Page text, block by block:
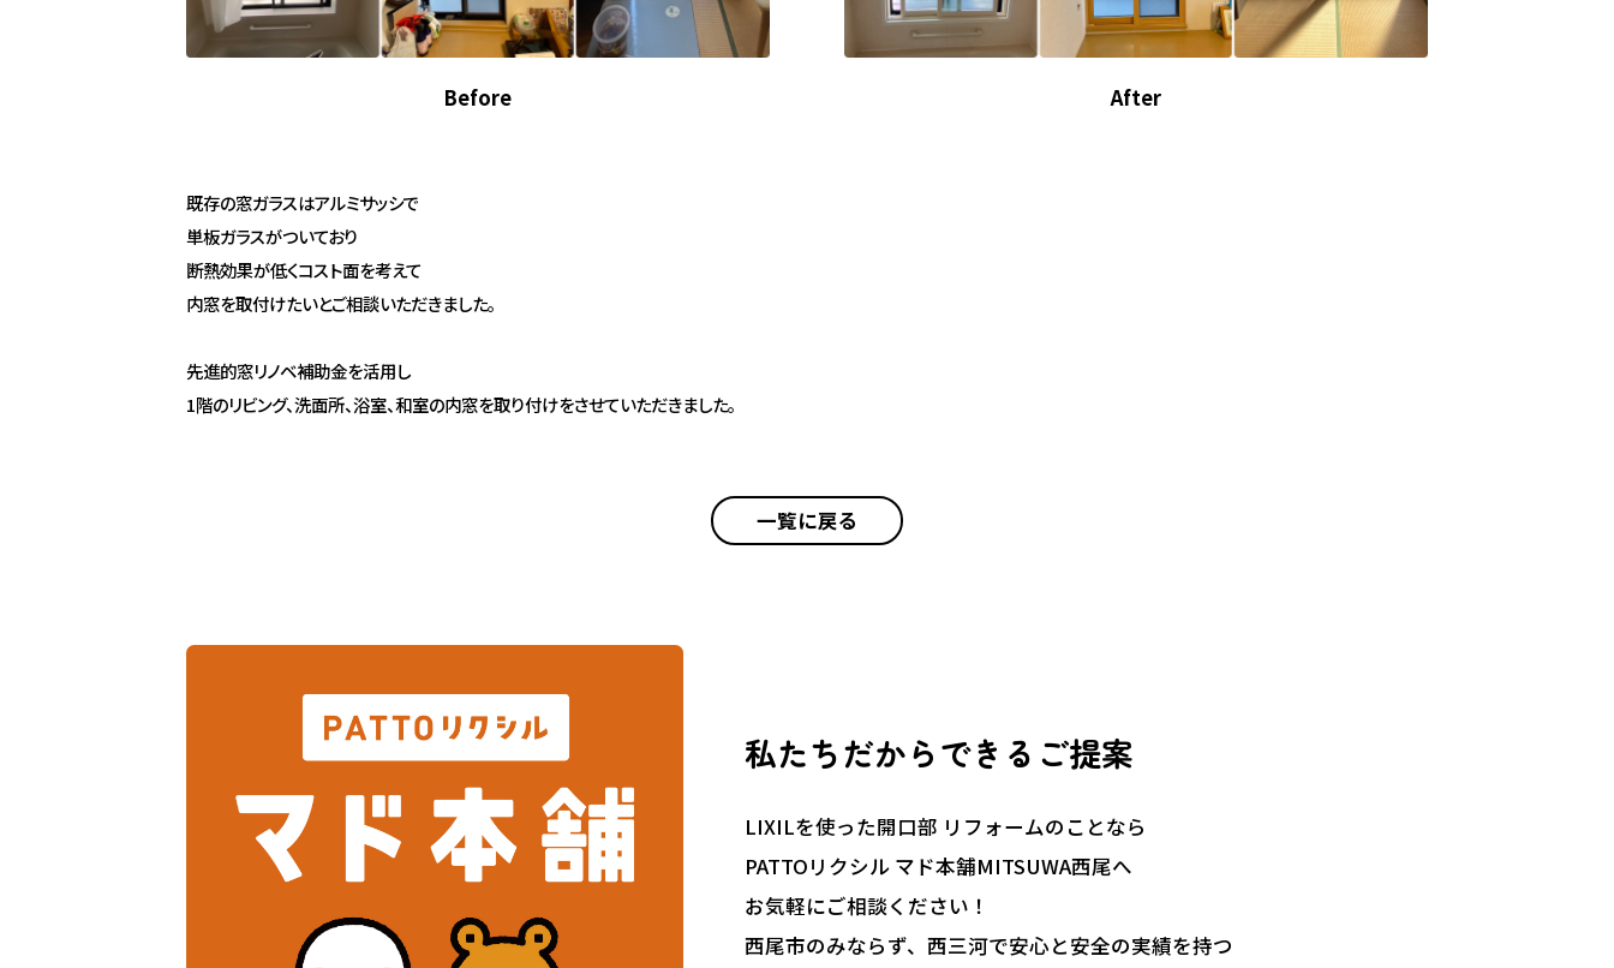
Before After
既存の窓ガラスはアルミサッシで
単板ガラスがついており
断熱効果が低くコスト面を考えて
内窓を取付けたいとご相談いただきました。
先進的窓リノベ補助金を活用し
1階のリビング、洗面所、浴室、和室の内窓を取り付けをさせていただきました。
一覧に戻る
私たちだからできるご提案
LIXILを使った開口部 リフォームのことなら
PATTOリクシル マド本舗MITSUWA西尾へ
お気軽にご相談ください！
西尾市のみならず、西三河で安心と安全の実績を持つ